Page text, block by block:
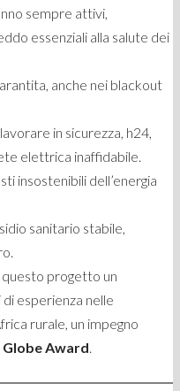
sempre attivi,
essenziali alla salute dei
anche nei blackout
in sicurezza, h24,
elettrica inaffidabile.
insostenibili dell’energia
sanitario stabile,
progetto un
esperienza nelle
rurale, un impegno
Globe Award.